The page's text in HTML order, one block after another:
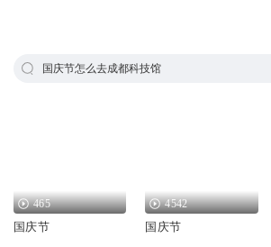
国庆节怎么去成都科技馆
465
国庆节
4542
国庆节